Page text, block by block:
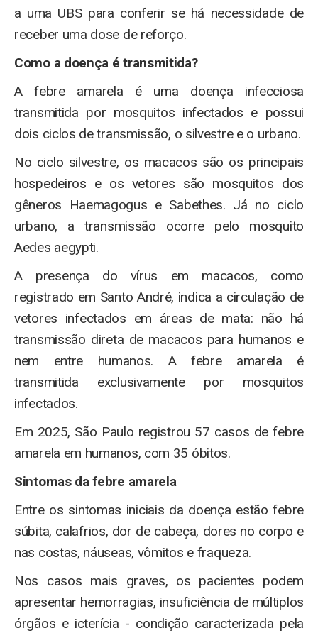
a uma UBS para conferir se há necessidade de
receber uma dose de reforço.
Como a doença é transmitida?
A febre amarela é uma doença infecciosa
transmitida por mosquitos infectados e possui
dois ciclos de transmissão, o silvestre e o urbano.
No ciclo silvestre, os macacos são os principais
hospedeiros e os vetores são mosquitos dos
gêneros Haemagogus e Sabethes. Já no ciclo
urbano, a transmissão ocorre pelo mosquito
Aedes aegypti.
A presença do vírus em macacos, como
registrado em Santo André, indica a circulação de
vetores infectados em áreas de mata: não há
transmissão direta de macacos para humanos e
nem entre humanos. A febre amarela é
transmitida exclusivamente por mosquitos
infectados.
Em 2025, São Paulo registrou 57 casos de febre
amarela em humanos, com 35 óbitos.
Sintomas da febre amarela
Entre os sintomas iniciais da doença estão febre
súbita, calafrios, dor de cabeça, dores no corpo e
nas costas, náuseas, vômitos e fraqueza.
Nos casos mais graves, os pacientes podem
apresentar hemorragias, insuficiência de múltiplos
órgãos e icterícia - condição caracterizada pela